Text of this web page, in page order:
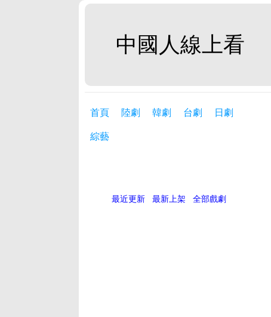
中國人線上看
首頁 陸劇 韓劇 台劇 日劇
綜藝
最近更新 最新上架 全部戲劇